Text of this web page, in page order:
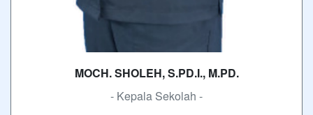
MOCH. SHOLEH, S.PD.I., M.PD.
- Kepala Sekolah -